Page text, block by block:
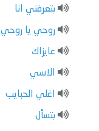
بتعرفني انا
روحي يا روحي
عايزاك
الاسي
اغلي الحبايب
بتسأل